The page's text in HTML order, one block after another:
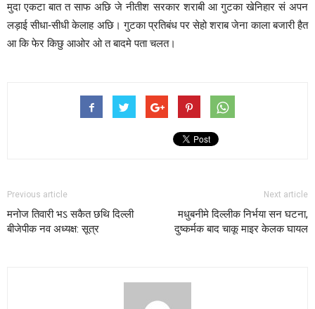
मुदा एकटा बात त साफ अछि जे नीतीश सरकार शराबी आ गुटका खेनिहार सं अपन
लड़ाई सीधा-सीधी केलाह अछि। गुटका प्रतिबंध पर सेहो शराब जेना काला बजारी हैत
आ कि फेर किछु आओर ओ त बादमे पता चलत।
Previous article
मनोज तिवारी भऽ सकैत छथि दिल्ली
बीजेपीक नव अध्यक्ष: सूत्र
Next article
मधुबनीमे दिल्लीक निर्भया सन घटना,
दुष्कर्मक बाद चाकू माइर केलक घायल